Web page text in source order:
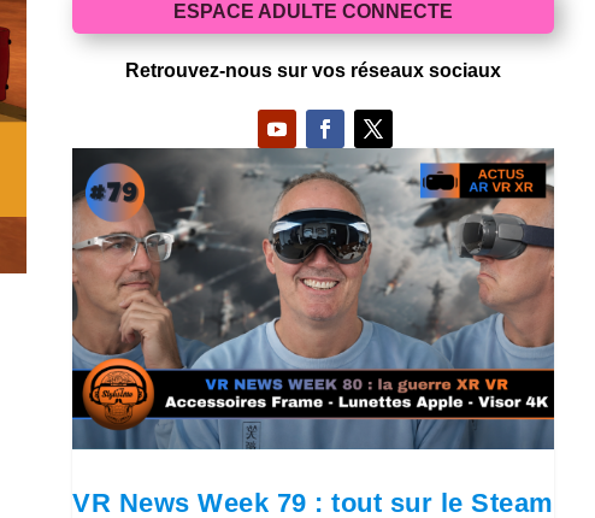
ESPACE ADULTE CONNECTE
Retrouvez-nous sur vos réseaux sociaux
VR News Week 79 : tout sur le Steam